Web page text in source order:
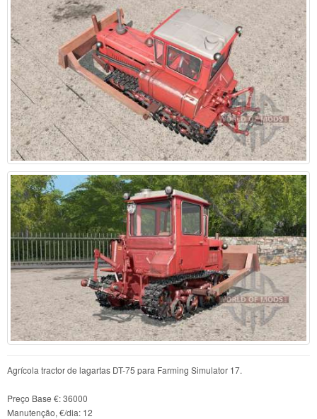
Agrícola tractor de lagartas DT-75 para Farming Simulator 17.
Preço Base €: 36000
Manutenção, €/dia: 12